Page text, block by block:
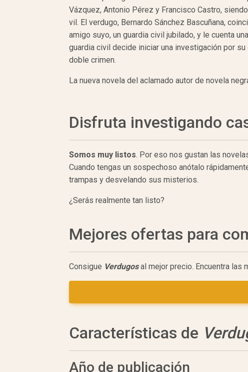
Vázquez, Antonio Pérez y Francisco Castro,
vil. El verdugo, Bernardo Sánchez Bascuñana,
amigo suyo, un guardia civil jubilado, y le cuenta
guardia civil decide iniciar una investigación por
doble crimen.
La nueva novela del aclamado autor de novela
Disfruta investigando
Somos muy listos. Por eso nos gustan las
Cuando tengas un sospechoso anótalo
trampas y desvelando sus misterios.
¿Serás realmente tan listo?
Mejores ofertas para
Consigue Verdugosal mejor precio. Encuentra las
Características de
Año de publicación